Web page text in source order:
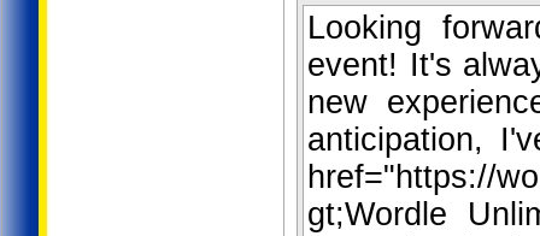
Looking
event! It's
new
anticipation,
href="https://
gt;Wordle